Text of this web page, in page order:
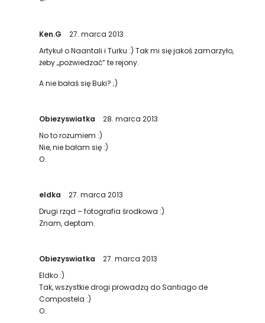
Ken.G
27. marca 2013
Artykuł o Naantali i Turku :) Tak mi się jakoś zamarzyło,
żeby „pozwiedzać” te rejony.
A nie bałaś się Buki? ;)
Obiezyswiatka
28. marca 2013
No to rozumiem :)
Nie, nie bałam się :)
O.
eldka
27. marca 2013
Drugi rząd – fotografia środkowa :)
Znam, deptam.
Obiezyswiatka
27. marca 2013
Eldko :)
Tak, wszystkie drogi prowadzą do Santiago de
Compostela :)
O.